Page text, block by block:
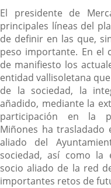
El presidente de
principales líneas del
de definir en las que,
peso importante. En el
de manifiesto los
entidad vallisoletana
de la sociedad, la
añadido, mediante la
participación en la
Miñones ha trasladado
aliado del
sociedad, así como la
socio aliado de la red
importantes retos de